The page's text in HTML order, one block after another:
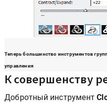
Теперь большинство инструментов
управления
К совершенству
Добротный инструмент